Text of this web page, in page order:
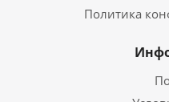
Политика